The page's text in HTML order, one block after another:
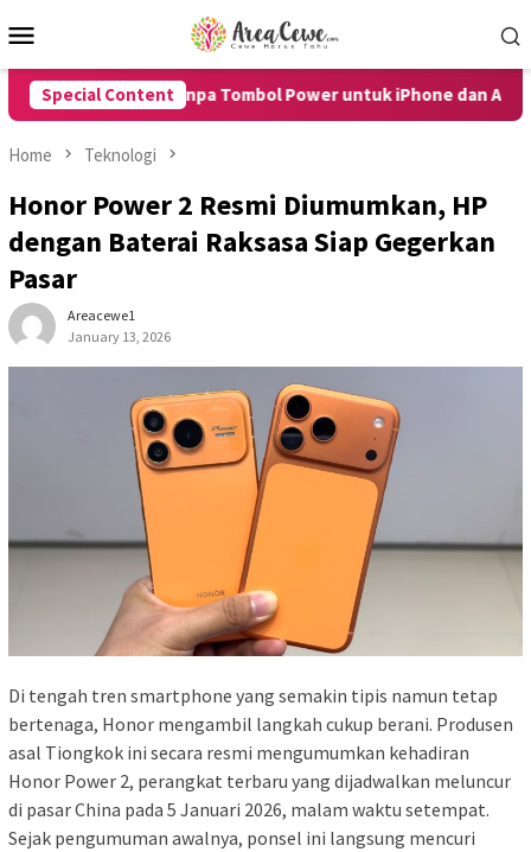
to
Menu
Special Content
Tanpa Tombol Power untuk iPhone dan Android dengan
Home Teknologi
Honor Power 2 Resmi Diumumkan, HP
dengan Baterai Raksasa Siap Gegerkan
Pasar
Areacewe1
January 13, 2026
Di tengah tren smartphone yang semakin tipis namun tetap
bertenaga, Honor mengambil langkah cukup berani. Produsen
asal Tiongkok ini secara resmi mengumumkan kehadiran
Honor Power 2, perangkat terbaru yang dijadwalkan meluncur
di pasar China pada 5 Januari 2026, malam waktu setempat.
Sejak pengumuman awalnya, ponsel ini langsung mencuri